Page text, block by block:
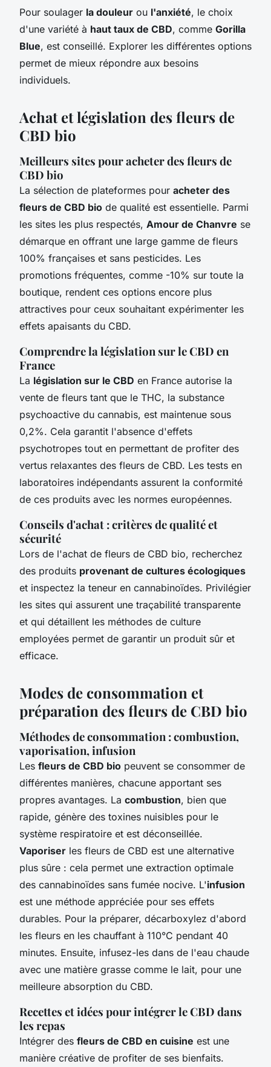
Pour soulager la douleur ou l'anxiété, le choix
d'une variété à haut taux de CBD, comme Gorilla
Blue, est conseillé. Explorer les différentes options
permet de mieux répondre aux besoins
individuels.
Achat et législation des fleurs de
CBD bio
Meilleurs sites pour acheter des fleurs de
CBD bio
La sélection de plateformes pour acheter des
fleurs de CBD bio de qualité est essentielle. Parmi
les sites les plus respectés, Amour de Chanvre se
démarque en offrant une large gamme de fleurs
100% françaises et sans pesticides. Les
promotions fréquentes, comme -10% sur toute la
boutique, rendent ces options encore plus
attractives pour ceux souhaitant expérimenter les
effets apaisants du CBD.
Comprendre la législation sur le CBD en
France
La législation sur le CBD en France autorise la
vente de fleurs tant que le THC, la substance
psychoactive du cannabis, est maintenue sous
0,2%. Cela garantit l'absence d'effets
psychotropes tout en permettant de profiter des
vertus relaxantes des fleurs de CBD. Les tests en
laboratoires indépendants assurent la conformité
de ces produits avec les normes européennes.
Conseils d'achat : critères de qualité et
sécurité
Lors de l'achat de fleurs de CBD bio, recherchez
des produits provenant de cultures écologiques
et inspectez la teneur en cannabinoïdes. Privilégier
les sites qui assurent une traçabilité transparente
et qui détaillent les méthodes de culture
employées permet de garantir un produit sûr et
efficace.
Modes de consommation et
préparation des fleurs de CBD bio
Méthodes de consommation : combustion,
vaporisation, infusion
Les fleurs de CBD bio peuvent se consommer de
différentes manières, chacune apportant ses
propres avantages. La combustion, bien que
rapide, génère des toxines nuisibles pour le
système respiratoire et est déconseillée.
Vaporiser les fleurs de CBD est une alternative
plus sûre : cela permet une extraction optimale
des cannabinoïdes sans fumée nocive. L'infusion
est une méthode appréciée pour ses effets
durables. Pour la préparer, décarboxylez d'abord
les fleurs en les chauffant à 110°C pendant 40
minutes. Ensuite, infusez-les dans de l'eau chaude
avec une matière grasse comme le lait, pour une
meilleure absorption du CBD.
Recettes et idées pour intégrer le CBD dans
les repas
Intégrer des fleurs de CBD en cuisine est une
manière créative de profiter de ses bienfaits.